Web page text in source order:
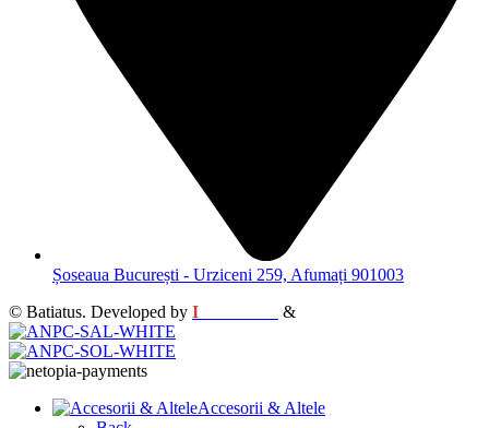
Șoseaua București - Urziceni 259, Afumați 901003
© Batiatus. Developed by I &
Accesorii & Altele